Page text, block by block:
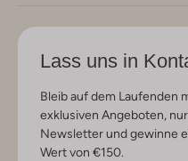
Lass uns in
Bleib auf dem Laufenden
exklusiven Angeboten,
Newsletter und gewinne
Wert von €150.